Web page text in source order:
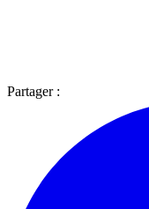
Partager :